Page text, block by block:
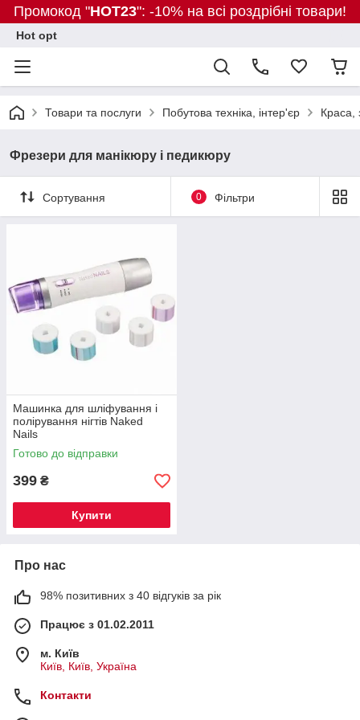
Промокод "HOT23": -10% на всі роздрібні товари!
Hot opt
Товари та послуги Побутова техніка, інтер'єр Краса,
Фрезери для манікюру і педикюру
Сортування 0 Фільтри
Машинка для шліфування і
полірування нігтів Naked
Nails
Готово до відправки
399 ₴
Купити
Про нас
98% позитивних з 40 відгуків за рік
Працює з 01.02.2011
м. Київ
Київ, Київ, Україна
Контакти